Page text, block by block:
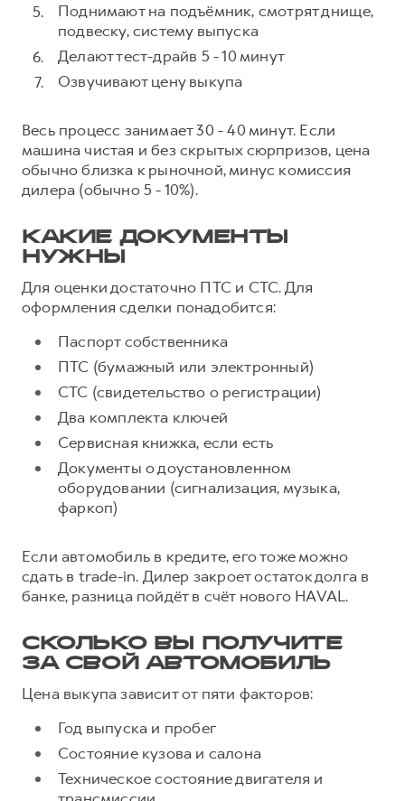
Поднимают на подъёмник, смотрят днище,
подвеску, систему выпуска
Делают тест-драйв 5 - 10 минут
Озвучивают цену выкупа
Весь процесс занимает 30 - 40 минут. Если
машина чистая и без скрытых сюрпризов, цена
обычно близка к рыночной, минус комиссия
дилера (обычно 5 - 10%).
КАКИЕ ДОКУМЕНТЫ
НУЖНЫ
Для оценки достаточно ПТС и СТС. Для
оформления сделки понадобится:
Паспорт собственника
ПТС (бумажный или электронный)
СТС (свидетельство о регистрации)
Два комплекта ключей
Сервисная книжка, если есть
Документы о доустановленном
оборудовании (сигнализация, музыка,
фаркоп)
Если автомобиль в кредите, его тоже можно
сдать в trade-in. Дилер закроет остаток долга в
банке, разница пойдёт в счёт нового HAVAL.
СКОЛЬКО ВЫ ПОЛУЧИТЕ
ЗА СВОЙ АВТОМОБИЛЬ
Цена выкупа зависит от пяти факторов:
Год выпуска и пробег
Состояние кузова и салона
Техническое состояние двигателя и